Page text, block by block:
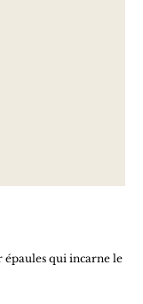
épaules qui incarne le